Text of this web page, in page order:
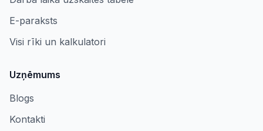
E-paraksts
Visi rīki un kalkulatori
Uzņēmums
Blogs
Kontakti